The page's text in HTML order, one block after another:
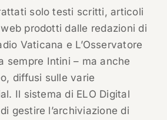
solo testi scritti, articoli
prodotti dalle redazioni di
Vaticana e L’Osservatore
sempre Intini – ma anche
diffusi sulle varie
Il sistema di ELO Digital
gestire l’archiviazione di